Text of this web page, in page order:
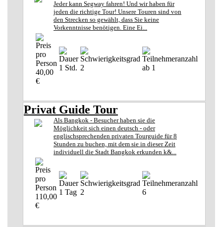
Jeder kann Segway fahren! Und wir haben für
jeden die richtige Tour! Unsere Touren sind von
den Strecken so gewählt, dass Sie keine
Vorkenntnisse benötigen. Eine Ei...
40,00
€
1 Std. 2 ab 1
Privat Guide Tour
Als Bangkok - Besucher haben sie die
Möglichkeit sich einen deutsch - oder
englischsprechenden privaten Tourguide für 8
Stunden zu buchen, mit dem sie in dieser Zeit
individuell die Stadt Bangkok erkunden k&...
110,00
€
1 Tag 2 6